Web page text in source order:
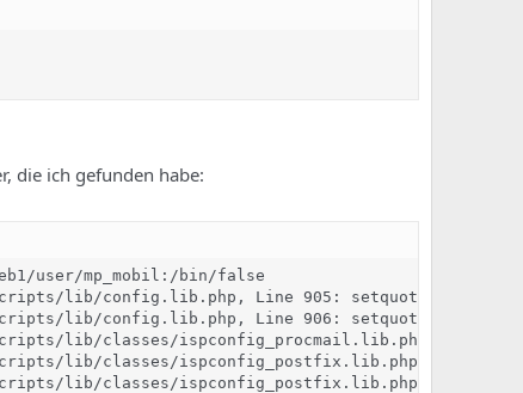
die ich gefunden habe:
user/mp_mobil:/bin/false
lib/config.lib.php, Line 905: setquota -u
lib/config.lib.php, Line 906: setquota -T -u
lib/classes/ispconfig_procmail.lib.php, Line
scripts/lib/classes/ispconfig_postfix.lib.php, Line
lib/classes/ispconfig_postfix.lib.php, Line